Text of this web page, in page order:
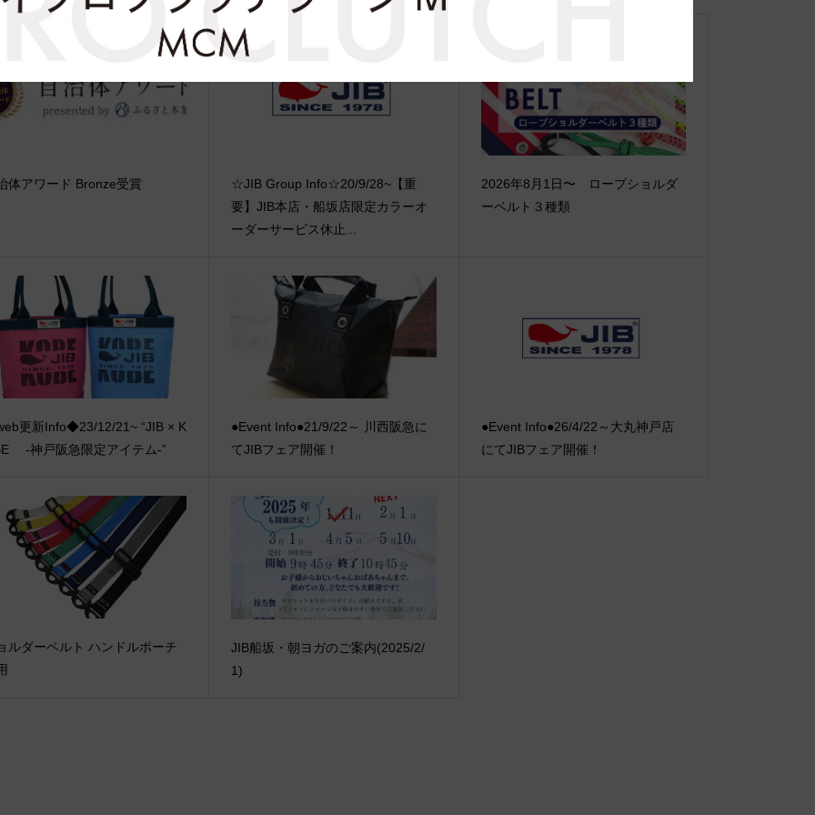
体アワード Bronze受賞
☆JIB Group Info☆20/9/28~【重
要】JIB本店・船坂店限定カラーオ
ーダーサービス休止...
2026年8月1日〜 ロープショルダ
ーベルト３種類
更新Info◆23/12/21~ “JIB × K
-神戸阪急限定アイテム-”
●Event Info●21/9/22～ 川西阪急に
てJIBフェア開催！
●Event Info●26/4/22～大丸神戸店
にてJIBフェア開催！
ルダーベルト ハンドルポーチ
JIB船坂・朝ヨガのご案内(2025/2/
1)